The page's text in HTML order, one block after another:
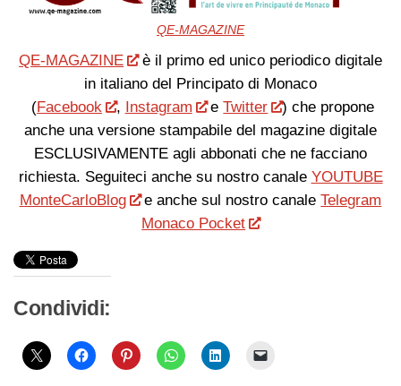
QE-MAGAZINE
QE-MAGAZINE
è il primo ed unico periodico digitale
in italiano del Principato di Monaco
(Facebook , Instagram eTwitter
) che propone
anche una versione stampabile del magazine digitale
ESCLUSIVAMENTE agli abbonati che ne facciano
richiesta. Seguiteci anche su nostro canale YOUTUBE
MonteCarloBlog
e anche sul nostro canaleTelegram
Monaco Pocket
Condividi: